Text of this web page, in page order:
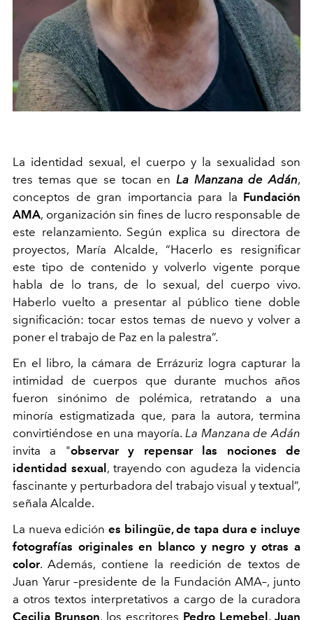
La identidad sexual, el cuerpo y la sexualidad son
tres temas que se tocan en La Manzana de Adán,
conceptos de gran importancia para la Fundación
AMA, organización sin fines de lucro responsable de
este relanzamiento. Según explica su directora de
proyectos, María Alcalde, “Hacerlo es resignificar
este tipo de contenido y volverlo vigente porque
habla de lo trans, de lo sexual, del cuerpo vivo.
Haberlo vuelto a presentar al público tiene doble
significación: tocar estos temas de nuevo y volver a
poner el trabajo de Paz en la palestra”.
En el libro, la cámara de Errázuriz logra capturar la
intimidad de cuerpos que durante muchos años
fueron sinónimo de polémica, retratando a una
minoría estigmatizada que, para la autora, termina
convirtiéndose en una mayoría. La Manzana de Adán
invita a "observar y repensar las nociones de
identidad sexual, trayendo con agudeza la videncia
fascinante y perturbadora del trabajo visual y textual”,
señala Alcalde.
La nueva edición es bilingüe, de tapa dura e incluye
fotografías originales en blanco y negro y otras a
color. Además, contiene la reedición de textos de
Juan Yarur –presidente de la Fundación AMA–, junto
a otros textos interpretativos a cargo de la curadora
Cecilia Brunson, los escritores Pedro Lemebel, Juan